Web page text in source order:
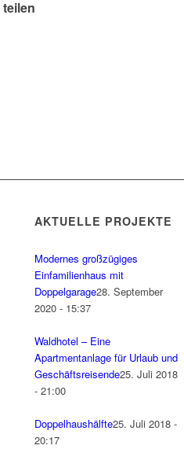
AKTUELLE PROJEKTE
Modernes großzügiges
Einfamilienhaus mit
Doppelgarage28. September
2020 - 15:37
Waldhotel – Eine
Apartmentanlage für Urlaub und
Geschäftsreisende25. Juli 2018
- 21:00
Doppelhaushälfte25. Juli 2018 -
20:17